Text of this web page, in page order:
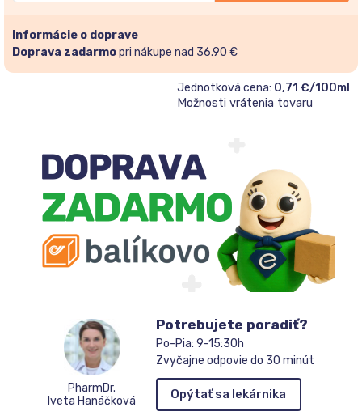
mailovú
adresu
a
čakateľov
Informácie o doprave
Doprava zadarmopri nákupe nad 36.90 €
Jednotková cena: 0,71 €/100ml
Možnosti vrátenia tovaru
PharmDr.
Iveta Hanáčková
Potrebujete poradiť?
Po-Pia: 9-15:30h
Zvyčajne odpovie do 30 minút
Opýtať sa lekárnika